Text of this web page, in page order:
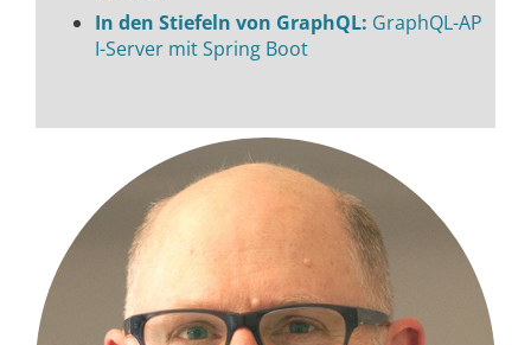
In den Stiefeln von GraphQL: GraphQL-AP
I-Server mit Spring Boot